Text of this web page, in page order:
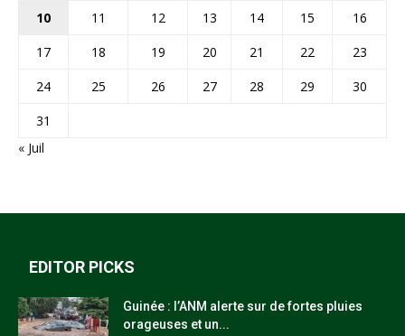
10
11 12 13 14 15
16
17
18 19 20 21 22
23
24
25 26 27 28 29
30
31
« Juil
EDITOR PICKS
Guinée : l’ANM alerte sur de fortes pluies
orageuses et un...